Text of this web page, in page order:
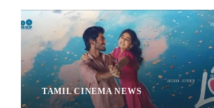
TAMIL CINEMA NEWS